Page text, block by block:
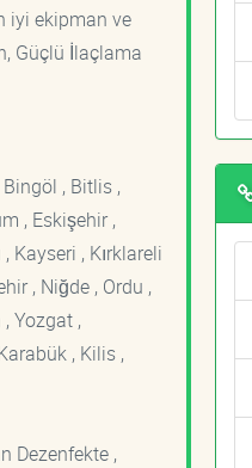
iyi ekipman ve
Güçlü İlaçlama
, Bitlis ,
, Eskişehir ,
Kayseri , Kırklareli
, Niğde , Ordu ,
Yozgat ,
, Kilis ,
Dezenfekte ,